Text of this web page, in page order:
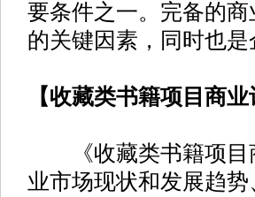
要条件之一。完备的
的关键因素，同时也
【收藏类书籍项目商
《收藏类书籍项目
业市场现状和发展趋